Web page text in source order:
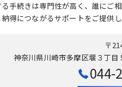
手続きは専門性が高く、誰にご
得につながるサポートをご提供
〒
神奈川県川崎市多摩区堰３丁
044-